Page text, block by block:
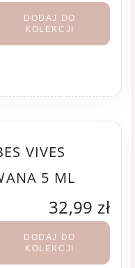
DODAJ DO
KOLEKCJI
VIVES
5 ML
32,99 zł
DODAJ DO
KOLEKCJI